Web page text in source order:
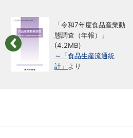
「令和7年度食品産業動
態調査（年報）」
(4.2MB)
～「食品生産流通統
計」 より